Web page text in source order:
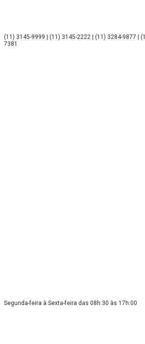
(11) 3145-9999 | (11) 3145-2222 | (11) 3284-9877 |
7381
Segunda-feira à Sexta-feira das 08h:30 às 17h:00